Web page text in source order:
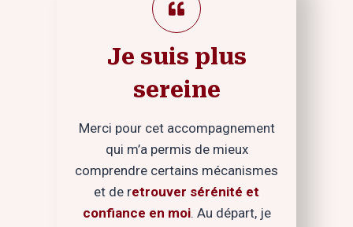
Je suis plus
sereine
Merci pour cet accompagnement
qui m’a permis de mieux
comprendre certains mécanismes
et de retrouver sérénité et
confiance en moi. Au départ, je